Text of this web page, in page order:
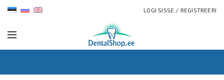
LOGI SISSE / REGISTREERI